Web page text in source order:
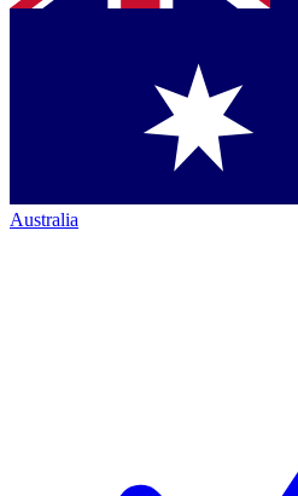
Australia